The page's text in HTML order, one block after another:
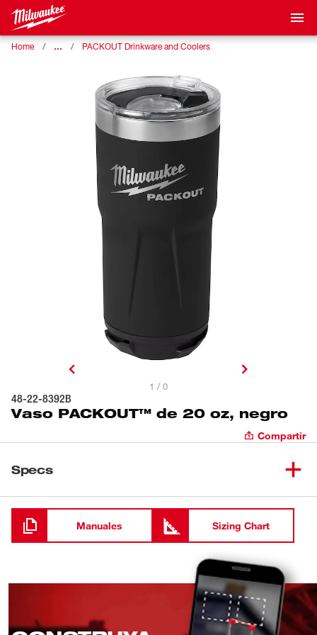
Home … PACKOUT Drinkware and Coolers
1 / 0
48-22-8392B
Vaso PACKOUT™ de 20 oz, negro
Compartir
Specs
Cargando
Manuales Sizing Chart